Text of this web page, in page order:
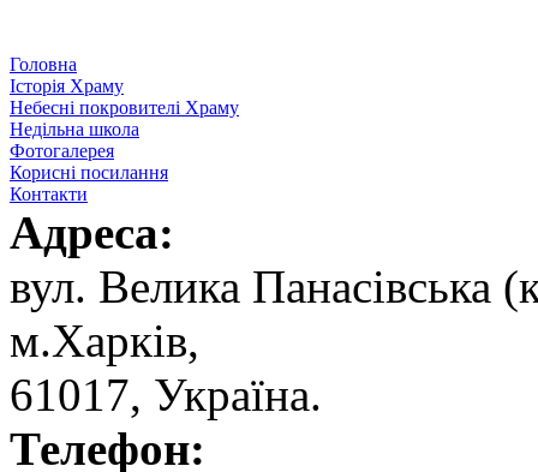
Головна
Історія Храму
Небесні покровителі Храму
Недільна школа
Фотогалерея
Корисні посилання
Контакти
Адреса:
вул. ‬Велика Панасівська
‬м.Харків,
‬61017, ‬Україна.‎
Телефон: